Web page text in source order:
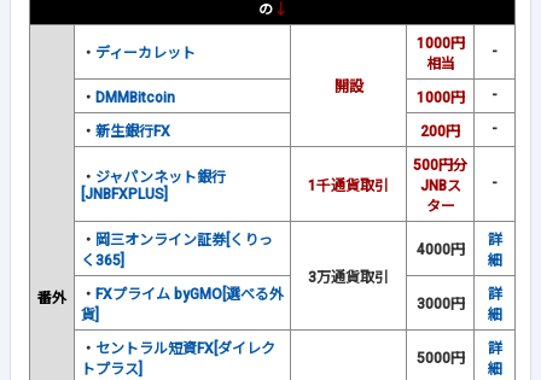
の↓
番外
・ ディーカレット
開設
1000円
相当
-
・ DMMBitcoin 1000円 -
・ 新生銀行FX 200円 -
・ ジャパンネット銀行
[JNBFXPLUS]
1千通貨取引
500円分
JNBス
ター
-
・ 岡三オンライン証券[くりっ
く365]
3万通貨取引
4000円
詳
細
・ FXプライム byGMO[選べる外
貨]
3000円
詳
細
・ セントラル短資FX[ダイレク
トプラス]
5000円
詳
細